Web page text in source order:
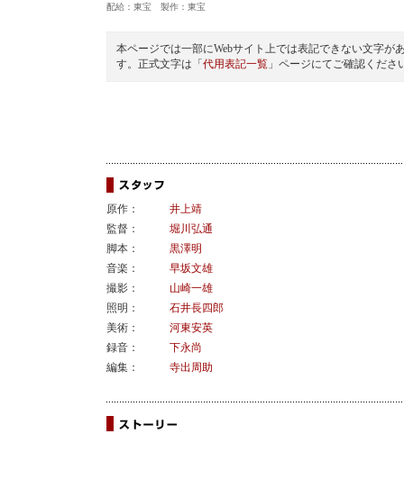
配給：東宝 製作：東宝
本ページでは一部にWebサイト上では表記できない文字が
す。正式文字は「 代用表記一覧」ページにてご確認くださ
原作：
井上靖
監督：
堀川弘通
脚本：
黒澤明
音楽：
早坂文雄
撮影：
山崎一雄
照明：
石井長四郎
美術：
河東安英
録音：
下永尚
編集：
寺出周助